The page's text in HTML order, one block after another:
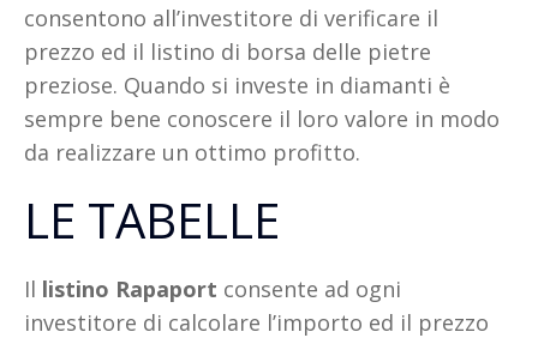
consentono all’investitore di verificare il
prezzo ed il listino di borsa delle pietre
preziose. Quando si investe in diamanti è
sempre bene conoscere il loro valore in modo
da realizzare un ottimo profitto.
LE TABELLE
Il listino Rapaport consente ad ogni
investitore di calcolare l’importo ed il prezzo